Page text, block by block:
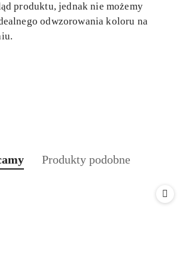
produktu, jednak nie możemy
odwzorowania koloru na
produktówProdukty
Produkty podobne